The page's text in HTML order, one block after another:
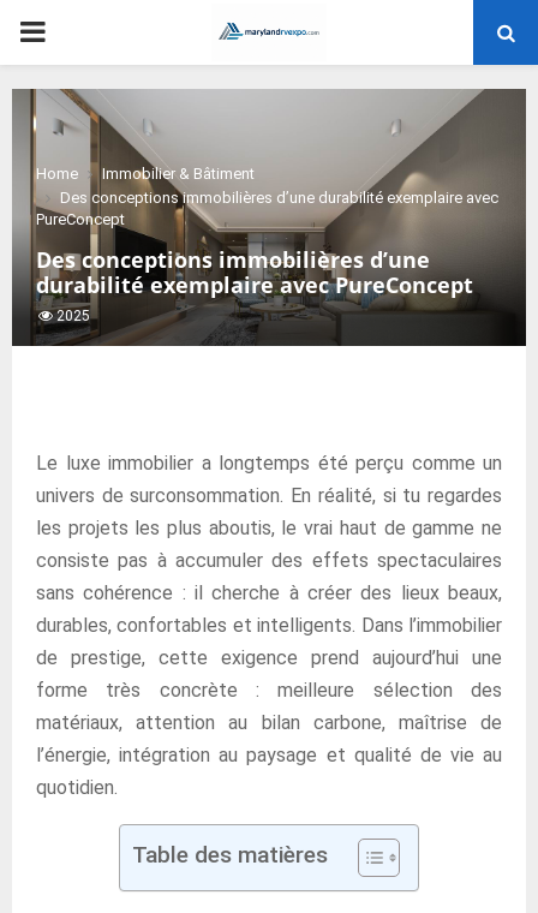
PRIMARY
MENU
Home
Immobilier & Bâtiment
Des conceptions immobilières d’une durabilité exemplaire avec
PureConcept
Des conceptions immobilières d’une
durabilité exemplaire avec PureConcept
2025
Le luxe immobilier a longtemps été perçu comme un
univers de surconsommation. En réalité, si tu regardes
les projets les plus aboutis, le vrai haut de gamme ne
consiste pas à accumuler des effets spectaculaires
sans cohérence : il cherche à créer des lieux beaux,
durables, confortables et intelligents. Dans l’immobilier
de prestige, cette exigence prend aujourd’hui une
forme très concrète : meilleure sélection des
matériaux, attention au bilan carbone, maîtrise de
l’énergie, intégration au paysage et qualité de vie au
quotidien.
Table des matières